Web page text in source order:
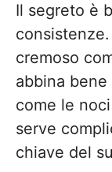
Il segreto è
cremoso
abbina
come le
serve
chiave del